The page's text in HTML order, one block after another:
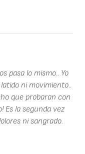
pasa lo mismo.. Yo
ni movimiento..
que probaran con
Es la segunda vez
ni sangrado.